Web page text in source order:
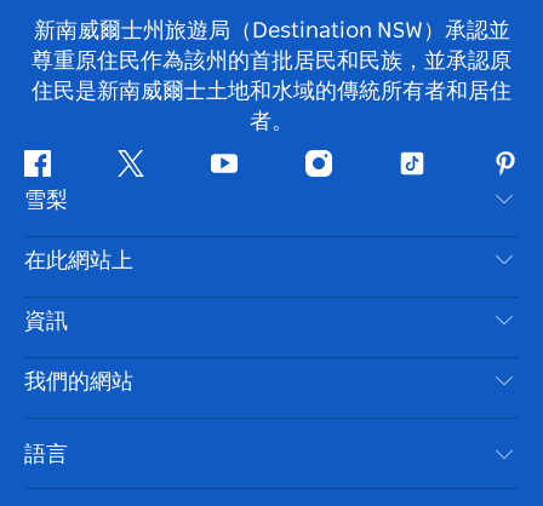
新南威爾士州旅遊局（Destination NSW）承認並
尊重原住民作為該州的首批居民和民族，並承認原
住民是新南威爾士土地和水域的傳統所有者和居住
者。
Facebook 嘰
喳
喳
Youtube Instagram抖
雪梨
聯絡我們
免責聲明
隱私
Cookie 通知
在此網站上
目的地
要做的事情
新南威爾士州公路旅行
活動
住宿
資訊
旅行資訊
無障礙雪梨
列出您的業務
我們的網站
語言